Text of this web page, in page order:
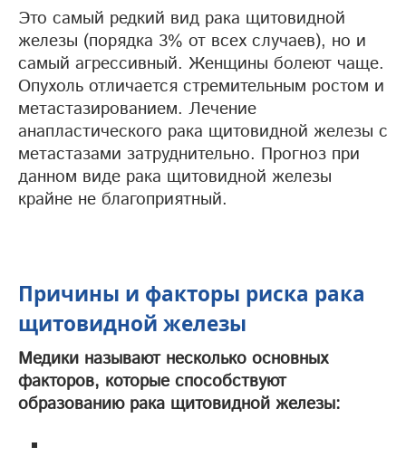
Это самый редкий вид рака щитовидной
железы (порядка 3% от всех случаев), но и
самый агрессивный. Женщины болеют чаще.
Опухоль отличается стремительным ростом и
метастазированием. Лечение
анапластического рака щитовидной железы с
метастазами затруднительно. Прогноз при
данном виде рака щитовидной железы
крайне не благоприятный.
Причины и факторы риска рака
щитовидной железы
Медики называют несколько основных
факторов, которые способствуют
образованию рака щитовидной железы: